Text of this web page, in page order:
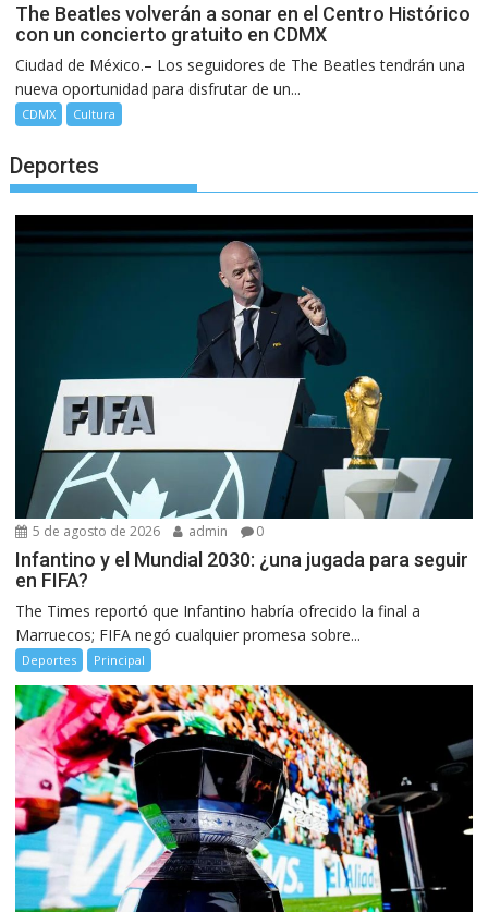
The Beatles volverán a sonar en el Centro Histórico
con un concierto gratuito en CDMX
Ciudad de México.– Los seguidores de The Beatles tendrán una
nueva oportunidad para disfrutar de un...
CDMX Cultura
Deportes
5 de agosto de 2026 admin 0
Infantino y el Mundial 2030: ¿una jugada para seguir
en FIFA?
The Times reportó que Infantino habría ofrecido la final a
Marruecos; FIFA negó cualquier promesa sobre...
Deportes Principal